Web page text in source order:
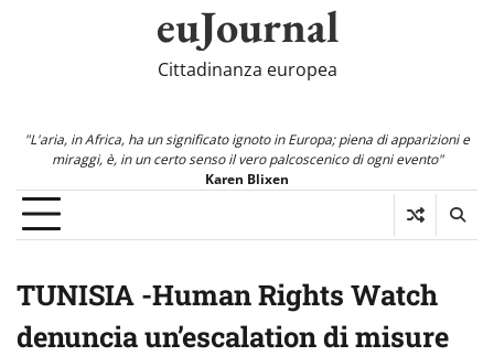
euJournal
Cittadinanza europea
"L'aria, in Africa, ha un significato ignoto in Europa; piena di apparizioni e
miraggi, è, in un certo senso il vero palcoscenico di ogni evento"
Karen Blixen
TUNISIA -Human Rights Watch
denuncia un’escalation di misure